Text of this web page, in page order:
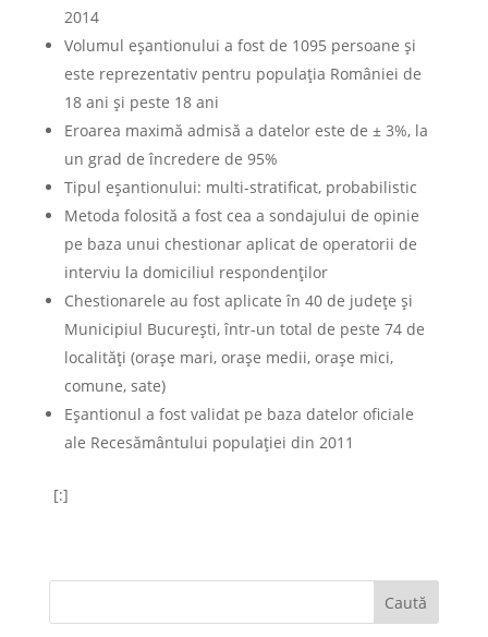
2014
Volumul eșantionului a fost de 1095 persoane și
este reprezentativ pentru populația României de
18 ani și peste 18 ani
Eroarea maximă admisă a datelor este de ± 3%, la
un grad de încredere de 95%
Tipul eșantionului: multi-stratificat, probabilistic
Metoda folosită a fost cea a sondajului de opinie
pe baza unui chestionar aplicat de operatorii de
interviu la domiciliul respondenţilor
Chestionarele au fost aplicate în 40 de județe și
Municipiul București, într-un total de peste 74 de
localități (orașe mari, orașe medii, orașe mici,
comune, sate)
Eșantionul a fost validat pe baza datelor oficiale
ale Recesământului populației din 2011
[:]
Caută